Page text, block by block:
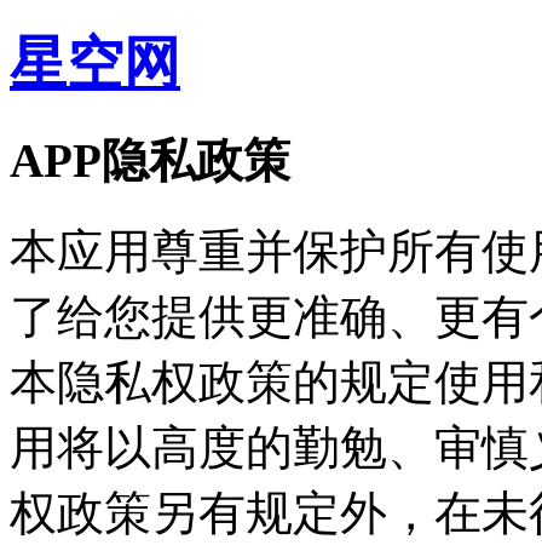
星空网
APP隐私政策
本应用尊重并保护所有
了给您提供更准确、更
本隐私权政策的规定使
用将以高度的勤勉、审
权政策另有规定外，在